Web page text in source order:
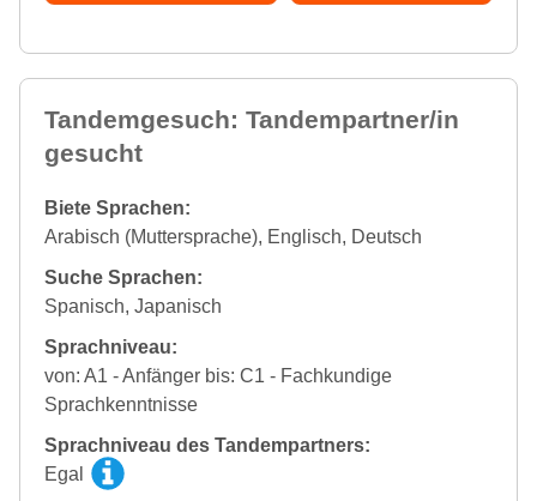
Tandemgesuch: Tandempartner/in
gesucht
Biete Sprachen:
Arabisch (Muttersprache), Englisch, Deutsch
Suche Sprachen:
Spanisch, Japanisch
Sprachniveau:
von: A1 - Anfänger bis: C1 - Fachkundige
Sprachkenntnisse
Sprachniveau des Tandempartners:
Egal